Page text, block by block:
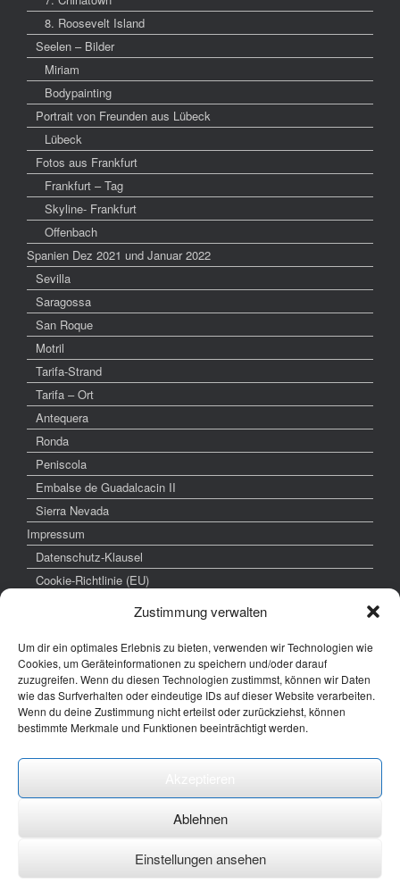
Zustimmung verwalten
Um dir ein optimales Erlebnis zu bieten, verwenden wir Technologien wie
Cookies, um Geräteinformationen zu speichern und/oder darauf
zuzugreifen. Wenn du diesen Technologien zustimmst, können wir Daten
wie das Surfverhalten oder eindeutige IDs auf dieser Website verarbeiten.
Wenn du deine Zustimmung nicht erteilst oder zurückziehst, können
bestimmte Merkmale und Funktionen beeinträchtigt werden.
Ablehnen
Einstellungen ansehen
8. Roosevelt Island
Seelen – Bilder
Miriam
Bodypainting
Portrait von Freunden aus Lübeck
Lübeck
Fotos aus Frankfurt
Frankfurt – Tag
Skyline- Frankfurt
Offenbach
Spanien Dez 2021 und Januar 2022
Sevilla
Saragossa
San Roque
Motril
Tarifa-Strand
Tarifa – Ort
Antequera
Ronda
Peniscola
Embalse de Guadalcacin II
Sierra Nevada
Impressum
Datenschutz-Klausel
Cookie-Richtlinie (EU)
weitere interessante Links
www.hochzeitsfoto-tk.de
www.fotografie-kraemer.de
E-Mail: thomas ( @) thomas-kraemer-fotografie.de
Ein Theme vonSiteOrigin